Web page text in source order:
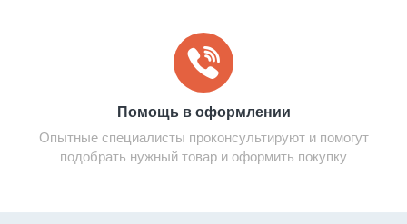
Помощь в оформлении
Опытные специалисты проконсультируют и помогут
подобрать нужный товар и оформить покупку